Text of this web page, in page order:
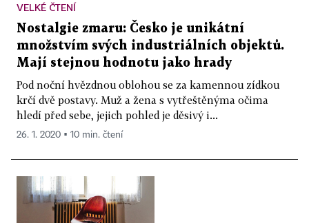
VELKÉ ČTENÍ
Nostalgie zmaru: Česko je unikátní
množstvím svých industriálních objektů.
Mají stejnou hodnotu jako hrady
Pod noční hvězdnou oblohou se za kamennou zídkou
krčí dvě postavy. Muž a žena s vytřeštěnýma očima
hledí před sebe, jejich pohled je děsivý i...
26. 1. 2020 ▪ 10 min. čtení